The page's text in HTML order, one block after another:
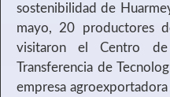
sostenibilidad de
mayo, 20 productores
visitaron el Centro
Transferencia de
empresa